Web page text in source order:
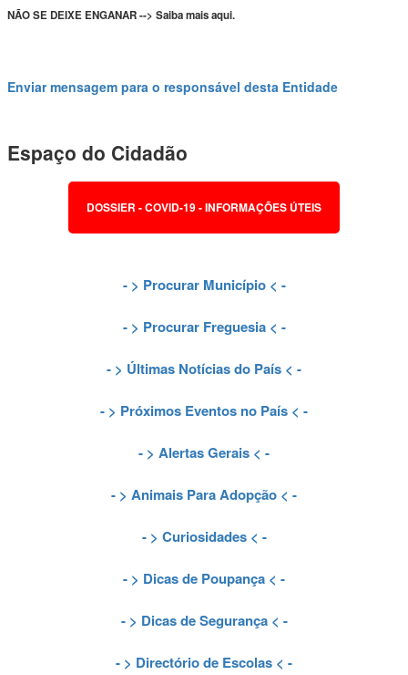
NÃO SE DEIXE ENGANAR --> Saiba mais aqui.
Enviar mensagem para o responsável desta Entidade
Espaço do Cidadão
DOSSIER - COVID-19 - INFORMAÇÕES ÚTEIS
- > Procurar Município< -
- > Procurar Freguesia< -
- > Últimas Notícias do País < -
- > Próximos Eventos no País < -
- > Alertas Gerais < -
- > Animais Para Adopção < -
- > Curiosidades< -
- > Dicas de Poupança < -
- > Dicas de Segurança< -
- > Directório de Escolas < -